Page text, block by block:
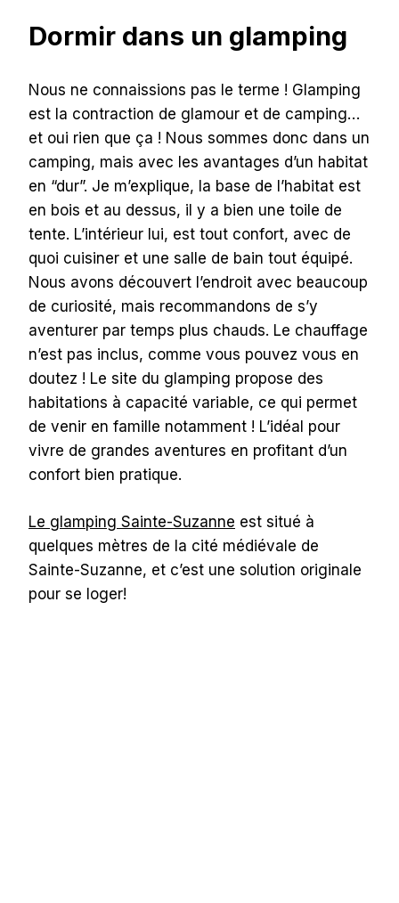
Dormir dans un glamping
Nous ne connaissions pas le terme ! Glamping
est la contraction de glamour et de camping…
et oui rien que ça ! Nous sommes donc dans un
camping, mais avec les avantages d’un habitat
en “dur”. Je m’explique, la base de l’habitat est
en bois et au dessus, il y a bien une toile de
tente. L’intérieur lui, est tout confort, avec de
quoi cuisiner et une salle de bain tout équipé.
Nous avons découvert l’endroit avec beaucoup
de curiosité, mais recommandons de s’y
aventurer par temps plus chauds. Le chauffage
n’est pas inclus, comme vous pouvez vous en
doutez ! Le site du glamping propose des
habitations à capacité variable, ce qui permet
de venir en famille notamment ! L’idéal pour
vivre de grandes aventures en profitant d’un
confort bien pratique.
Le glamping Sainte-Suzanne est situé à
quelques mètres de la cité médiévale de
Sainte-Suzanne, et c’est une solution originale
pour se loger!